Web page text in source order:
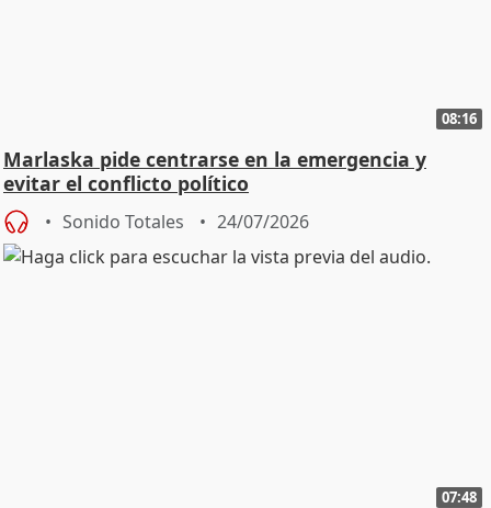
08:16
Marlaska pide centrarse en la emergencia y
evitar el conflicto político
Sonido Totales 24/07/2026
07:48